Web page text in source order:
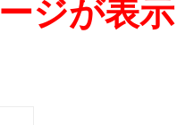
ジが表